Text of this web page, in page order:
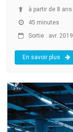
à partir de 8 ans
45 minutes
Sortie : avr. 2019
En savoir plus